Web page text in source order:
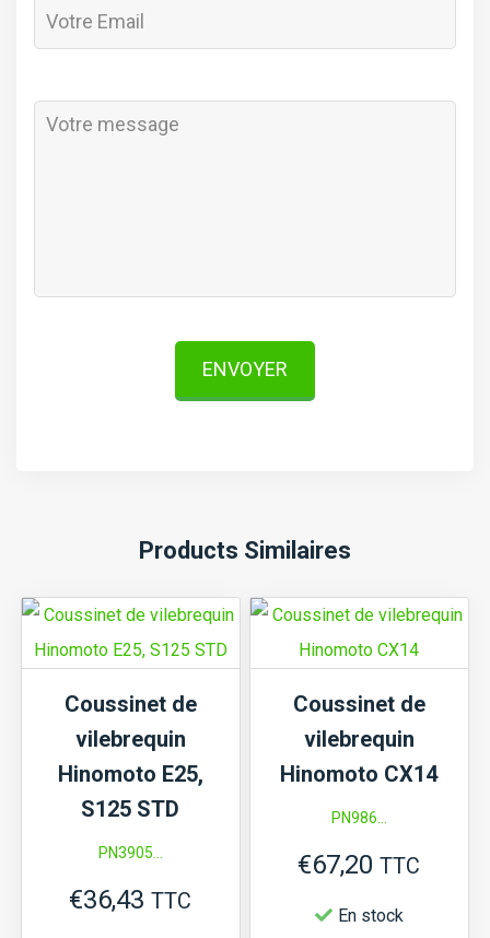
ENVOYER
Products Similaires
Coussinet de
vilebrequin
Hinomoto E25,
S125 STD
PN3905...
€36,43 TTC
Coussinet de
vilebrequin
Hinomoto CX14
PN986...
€67,20 TTC
En stock